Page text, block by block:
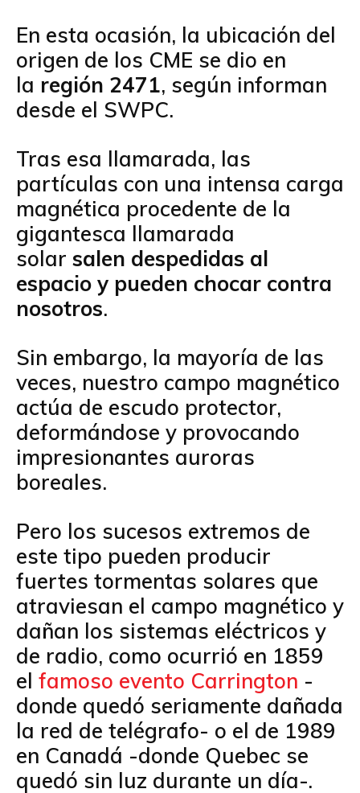
En esta ocasión, la ubicación del
origen de los CME se dio en
la región 2471, según informan
desde el SWPC.
Tras esa llamarada, las
partículas con una intensa carga
magnética procedente de la
gigantesca llamarada
solar salen despedidas al
espacio y pueden chocar contra
nosotros.
Sin embargo, la mayoría de las
veces, nuestro campo magnético
actúa de escudo protector,
deformándose y provocando
impresionantes auroras
boreales.
Pero los sucesos extremos de
este tipo pueden producir
fuertes tormentas solares que
atraviesan el campo magnético y
dañan los sistemas eléctricos y
de radio, como ocurrió en 1859
el famoso evento Carrington -
donde quedó seriamente dañada
la red de telégrafo- o el de 1989
en Canadá -donde Quebec se
quedó sin luz durante un día-.